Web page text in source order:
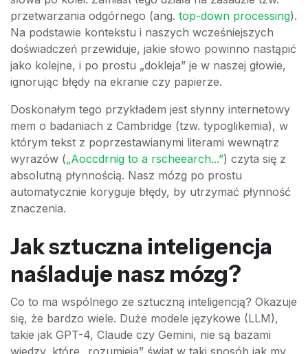
przetwarzania odgórnego (ang. top-down processing).
Na podstawie kontekstu i naszych wcześniejszych
doświadczeń przewiduje, jakie słowo powinno nastąpić
jako kolejne, i po prostu „dokleja” je w naszej głowie,
ignorując błędy na ekranie czy papierze.
Doskonałym tego przykładem jest słynny internetowy
mem o badaniach z Cambridge (tzw. typoglikemia), w
którym tekst z poprzestawianymi literami wewnątrz
wyrazów („Aoccdrnig to a rscheearch...”) czyta się z
absolutną płynnością. Nasz mózg po prostu
automatycznie koryguje błędy, by utrzymać płynność
znaczenia.
Jak sztuczna inteligencja
naśladuje nasz mózg?
Co to ma wspólnego ze sztuczną inteligencją? Okazuje
się, że bardzo wiele. Duże modele językowe (LLM),
takie jak GPT-4, Claude czy Gemini, nie są bazami